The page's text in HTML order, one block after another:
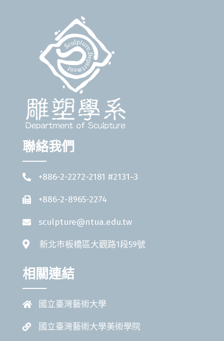
聯絡我們
+886-2-2272-2181 #2131~3
+886-2-8965-2274
sculpture@ntua.edu.tw
新北市板橋區大觀路1段59號
相關連結
國立臺灣藝術大學
國立臺灣藝術大學美術學院